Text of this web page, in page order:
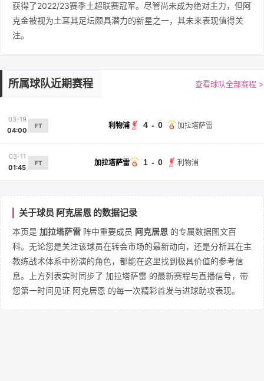
获得了2022/23赛季土超联赛冠军。尽管尚未成为绝对主力，但阿
克金被视为土耳其足坛颇具潜力的新星之一，其未来表现值得关
注。
所属球队近期赛程 查看球队全部赛程 >
03-19
04:00
FT 利物浦 4 - 0 加拉塔萨雷
03-11
01:45
FT 加拉塔萨雷 1 - 0 利物浦
关于球员 阿克居恩 的数据记录
本页是 加拉塔萨雷 阵中重要成员 阿克居恩 的专属数据图文百
科。无论您是关注该球员在转会市场的最新动向，还是分析其在主
教练战术体系中扮演的角色，都能在这里找到极具价值的参考信
息。上方列表实时同步了 加拉塔萨雷 的最新赛程与直播信号，带
您第一时间见证 阿克居恩 的每一次精彩首发与进球助攻表现。